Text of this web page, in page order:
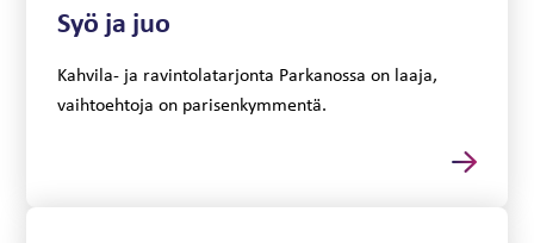
Syö ja juo
Kahvila- ja ravintolatarjonta Parkanossa on laaja,
vaihtoehtoja on parisenkymmentä.